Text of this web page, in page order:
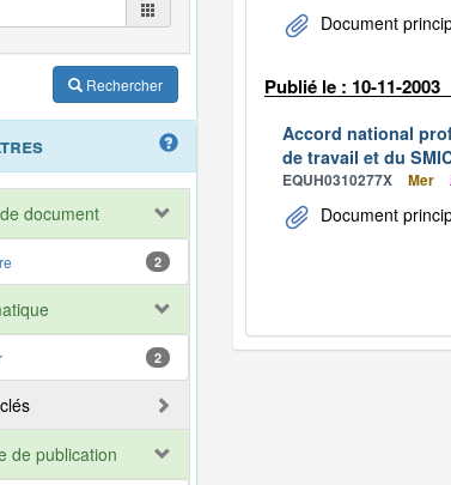
Rechercher
document
2
2
de publication
Document
Publié le : 10-11-2003
Accord national
de travail et du
EQUH0310277X Mer
Document